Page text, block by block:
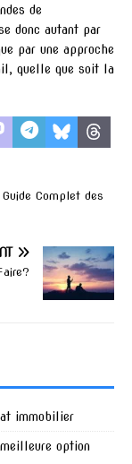
de
donc autant par
par une approche
quelle que soit la
Complet des
immobilier
option